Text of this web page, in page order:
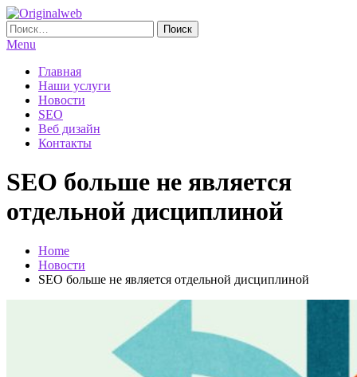
Skip
To
Content
Originalweb
Создание и продвижение сайтов
Найти:
Menu
Главная
Наши услуги
Новости
SEO
Веб дизайн
Контакты
SEO больше не является
отдельной дисциплиной
Home
Новости
SEO больше не является отдельной дисциплиной